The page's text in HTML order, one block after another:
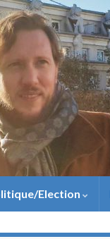
Election